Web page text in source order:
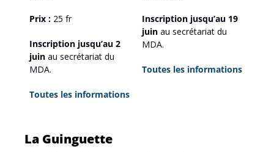
Prix : 25 fr
Inscription jusqu’au 2
juin au secrétariat du
MDA.
Toutes les informations
Inscription jusqu’au 19
juin au secrétariat du
MDA.
Toutes les informations
La Guinguette